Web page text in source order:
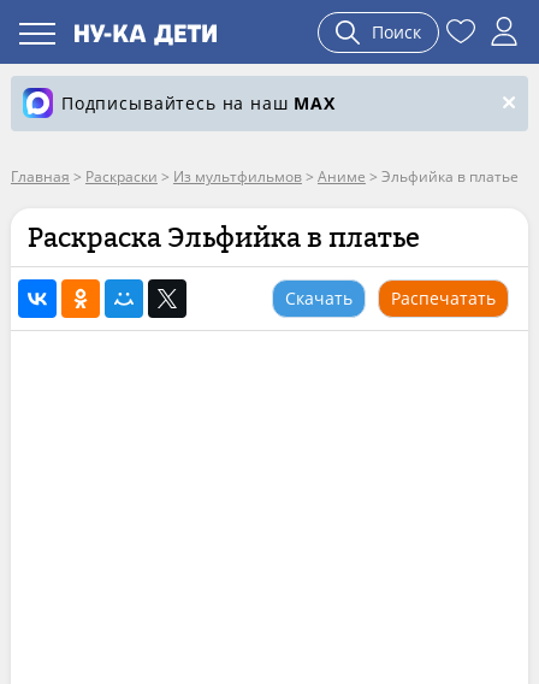
Поиск
Подписывайтесь на наш MAX
Главная > Раскраски > Из мультфильмов> Аниме > Эльфийка в платье
Раскраска Эльфийка в платье
Скачать Распечатать